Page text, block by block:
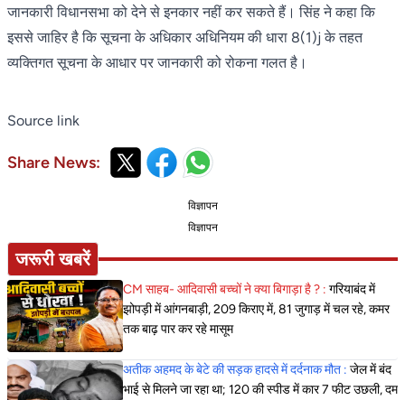
जानकारी विधानसभा को देने से इनकार नहीं कर सकते हैं। सिंह ने कहा कि
इससे जाहिर है कि सूचना के अधिकार अधिनियम की धारा 8(1)j के तहत
व्यक्तिगत सूचना के आधार पर जानकारी को रोकना गलत है।
Source link
Share News:
विज्ञापन
विज्ञापन
जरूरी खबरें
CM साहब- आदिवासी बच्चों ने क्या बिगाड़ा है ? : गरियाबंद में
झोपड़ी में आंगनबाड़ी, 209 किराए में, 81 जुगाड़ में चल रहे, कमर
तक बाढ़ पार कर रहे मासूम
अतीक अहमद के बेटे की सड़क हादसे में दर्दनाक मौत : जेल में बंद
भाई से मिलने जा रहा था; 120 की स्पीड में कार 7 फीट उछली, दम